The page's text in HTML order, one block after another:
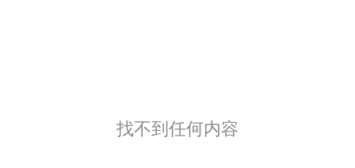
找不到任何内容